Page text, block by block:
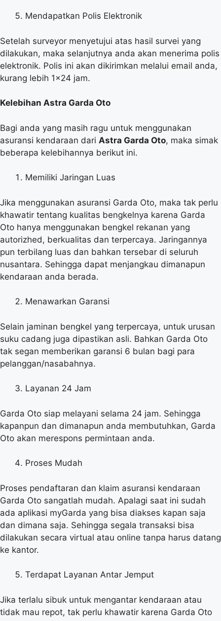
Mendapatkan Polis Elektronik
Setelah surveyor menyetujui atas hasil survei yang
dilakukan, maka selanjutnya anda akan menerima polis
elektronik. Polis ini akan dikirimkan melalui email anda,
kurang lebih 1×24 jam.
Kelebihan Astra Garda Oto
Bagi anda yang masih ragu untuk menggunakan
asuransi kendaraan dari Astra Garda Oto, maka simak
beberapa kelebihannya berikut ini.
Memiliki Jaringan Luas
Jika menggunakan asuransi Garda Oto, maka tak perlu
khawatir tentang kualitas bengkelnya karena Garda
Oto hanya menggunakan bengkel rekanan yang
autorizhed, berkualitas dan terpercaya. Jaringannya
pun terbilang luas dan bahkan tersebar di seluruh
nusantara. Sehingga dapat menjangkau dimanapun
kendaraan anda berada.
Menawarkan Garansi
Selain jaminan bengkel yang terpercaya, untuk urusan
suku cadang juga dipastikan asli. Bahkan Garda Oto
tak segan memberikan garansi 6 bulan bagi para
pelanggan/nasabahnya.
Layanan 24 Jam
Garda Oto siap melayani selama 24 jam. Sehingga
kapanpun dan dimanapun anda membutuhkan, Garda
Oto akan merespons permintaan anda.
Proses Mudah
Proses pendaftaran dan klaim asuransi kendaraan
Garda Oto sangatlah mudah. Apalagi saat ini sudah
ada aplikasi myGarda yang bisa diakses kapan saja
dan dimana saja. Sehingga segala transaksi bisa
dilakukan secara virtual atau online tanpa harus datang
ke kantor.
Terdapat Layanan Antar Jemput
Jika terlalu sibuk untuk mengantar kendaraan atau
tidak mau repot, tak perlu khawatir karena Garda Oto